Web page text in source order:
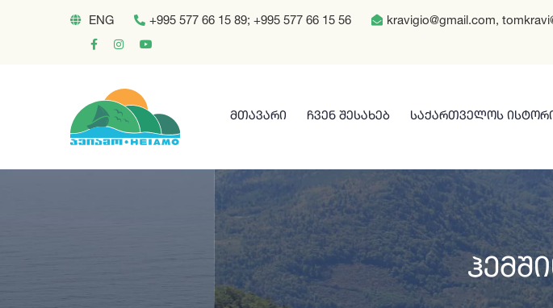
ENG +995 577 66 15 89; +995 577 66 15 56 kravigio@gmail.com,
ᲛᲗᲐᲕᲐᲠᲘ ᲩᲕᲔᲜ ᲨᲔᲡᲐᲮᲔᲑ ᲡᲐᲥᲐᲠᲗᲕᲔᲚᲝᲡ